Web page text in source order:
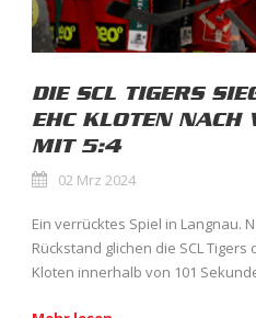
DIE SCL TIGERS
EHC KLOTEN NACH
MIT 5:4
02 Mrz 2024
Ein verrücktes Spiel in Langnau.
Rückstand glichen die SCL Tigers
Kloten innerhalb von 101